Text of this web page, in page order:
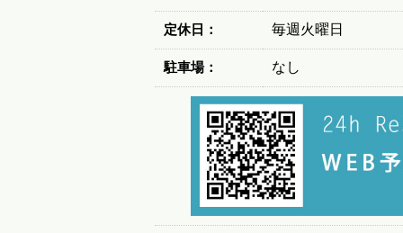
定休日： 毎週火曜日
駐車場： なし